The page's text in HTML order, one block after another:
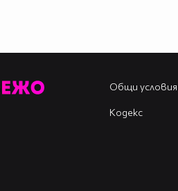
Общи условия
Кодекс